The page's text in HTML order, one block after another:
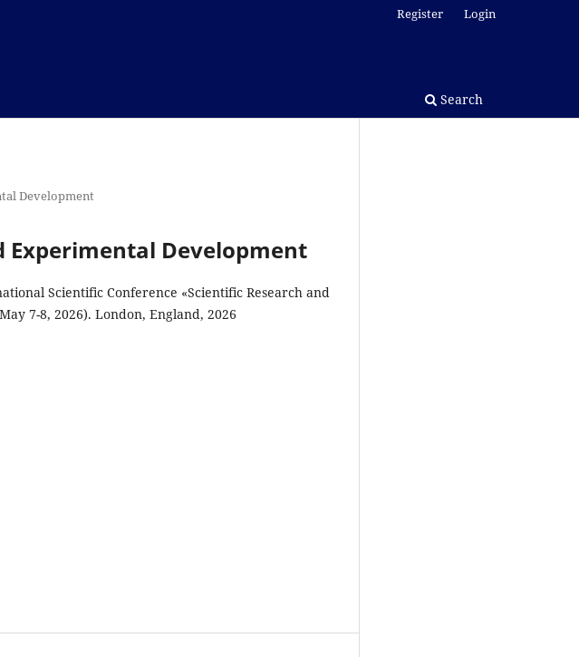
Search
Register Login
Development
Experimental Development
Scientific Conference «Scientific Research and
7-8, 2026). London, England, 2026